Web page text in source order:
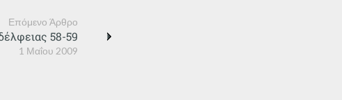
Επόμενο Άρθρο
1 Μαΐου 2009
58-59